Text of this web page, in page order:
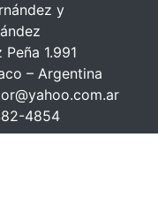
y
1.991
– Argentina
4854